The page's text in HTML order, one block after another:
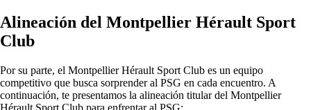
Alineación del Montpellier Hérault Sport
Club
Por su parte, el Montpellier Hérault Sport Club es un equipo
competitivo que busca sorprender al PSG en cada encuentro. A
continuación, te presentamos la alineación titular del Montpellier
Hérault Sport Club para enfrentar al PSG: